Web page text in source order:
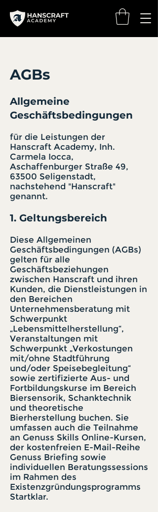
AGBs
Allgemeine
Geschäftsbedingungen
für die Leistungen der
Hanscraft Academy, Inh.
Carmela Iocca,
Aschaffenburger Straße 49,
63500 Seligenstadt,
nachstehend "Hanscraft"
genannt.
1. Geltungsbereich
Diese Allgemeinen
Geschäftsbedingungen (AGBs)
gelten für alle
Geschäftsbeziehungen
zwischen Hanscraft und ihren
Kunden, die Dienstleistungen in
den Bereichen
Unternehmensberatung mit
Schwerpunkt
„Lebensmittelherstellung“,
Veranstaltungen mit
Schwerpunkt „Verkostungen
mit/ohne Stadtführung
und/oder Speisebegleitung“
sowie zertifizierte Aus- und
Fortbildungskurse im Bereich
Biersensorik, Schanktechnik
und theoretische
Bierherstellung buchen. Sie
umfassen auch die Teilnahme
an Genuss Skills Online-Kursen,
der kostenfreien E-Mail-Reihe
Genuss Briefing sowie
individuellen Beratungssessions
im Rahmen des
Existenzgründungsprogramms
Startklar.